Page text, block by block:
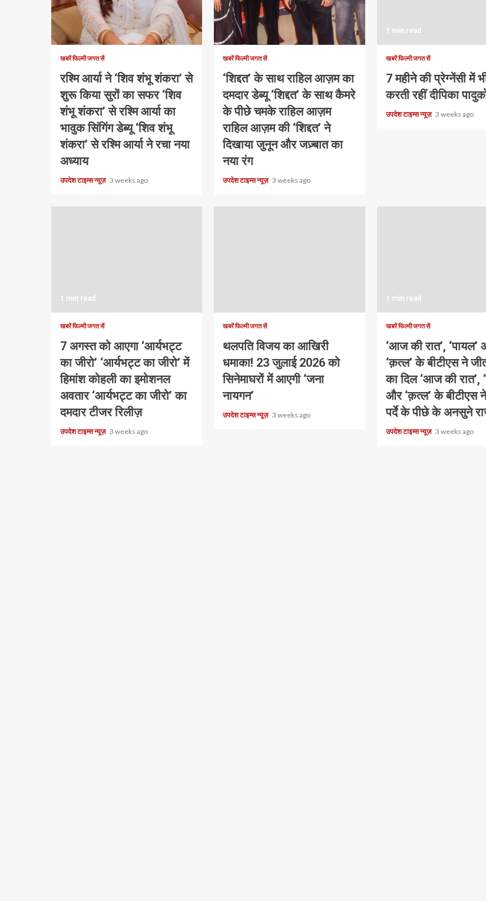
1 min read
खबरें फिल्मी जगत सें
रश्मि आर्या ने ‘शिव शंभू शंकरा’ से
शुरू किया सुरों का सफर ‘शिव
शंभू शंकरा’ से रश्मि आर्या का
भावुक सिंगिंग डेब्यू ‘शिव शंभू
शंकरा’ से रश्मि आर्या ने रचा नया
अध्याय
उपदेश टाइम्स न्यूज़ 3 weeks ago
1 min read
खबरें फिल्मी जगत सें
‘शिद्दत’ के साथ राहिल आज़म का
दमदार डेब्यू ‘शिद्दत’ के साथ कैमरे
के पीछे चमके राहिल आज़म
राहिल आज़म की ‘शिद्दत’ ने
दिखाया जुनून और जज़्बात का
नया रंग
उपदेश टाइम्स न्यूज़ 3 weeks ago
1 min read
खबरें फिल्मी जगत सें
7 महीने की प्रेग्नेंसी में
करती रहीं दीपिका
उपदेश टाइम्स न्यूज़ 3 weeks ago
1 min read
खबरें फिल्मी जगत सें
7 अगस्त को आएगा ‘आर्यभट्ट
का जीरो’ ‘आर्यभट्ट का जीरो’ में
हिमांश कोहली का इमोशनल
अवतार ‘आर्यभट्ट का जीरो’ का
दमदार टीजर रिलीज़
उपदेश टाइम्स न्यूज़ 3 weeks ago
खबरें फिल्मी जगत सें
थलपति विजय का आखिरी
धमाका! 23 जुलाई 2026 को
सिनेमाघरों में आएगी ‘जना
नायगन’
उपदेश टाइम्स न्यूज़ 3 weeks ago
1 min read
खबरें फिल्मी जगत सें
‘आज की रात’, ‘पायल’
‘क़त्ल’ के बीटीएस ने
का दिल ‘आज की रात’,
और ‘क़त्ल’ के बीटीएस
पर्दे के पीछे के अनसुने
उपदेश टाइम्स न्यूज़ 3 weeks ago